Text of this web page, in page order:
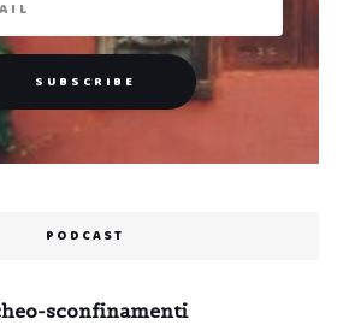
PODCAST
sconfinamenti